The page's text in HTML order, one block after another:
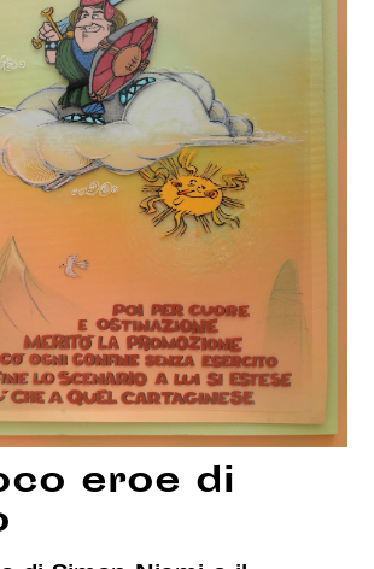
eroe di